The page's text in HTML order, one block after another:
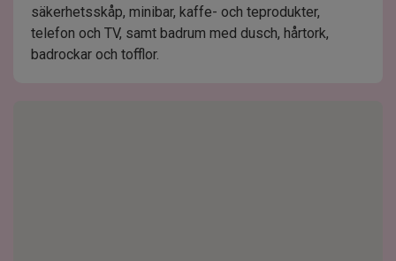
säkerhetsskåp, minibar, kaffe- och teprodukter,
telefon och TV, samt badrum med dusch, hårtork,
badrockar och tofflor.